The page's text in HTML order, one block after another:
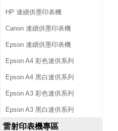
HP 連續供墨印表機
Canon 連續供墨印表機
Epson 連續供墨印表機
Epson A4 彩色連供系列
Epson A4 黑白連供系列
Epson A3 彩色連供系列
Epson A3 黑白連供系列
雷射印表機專區